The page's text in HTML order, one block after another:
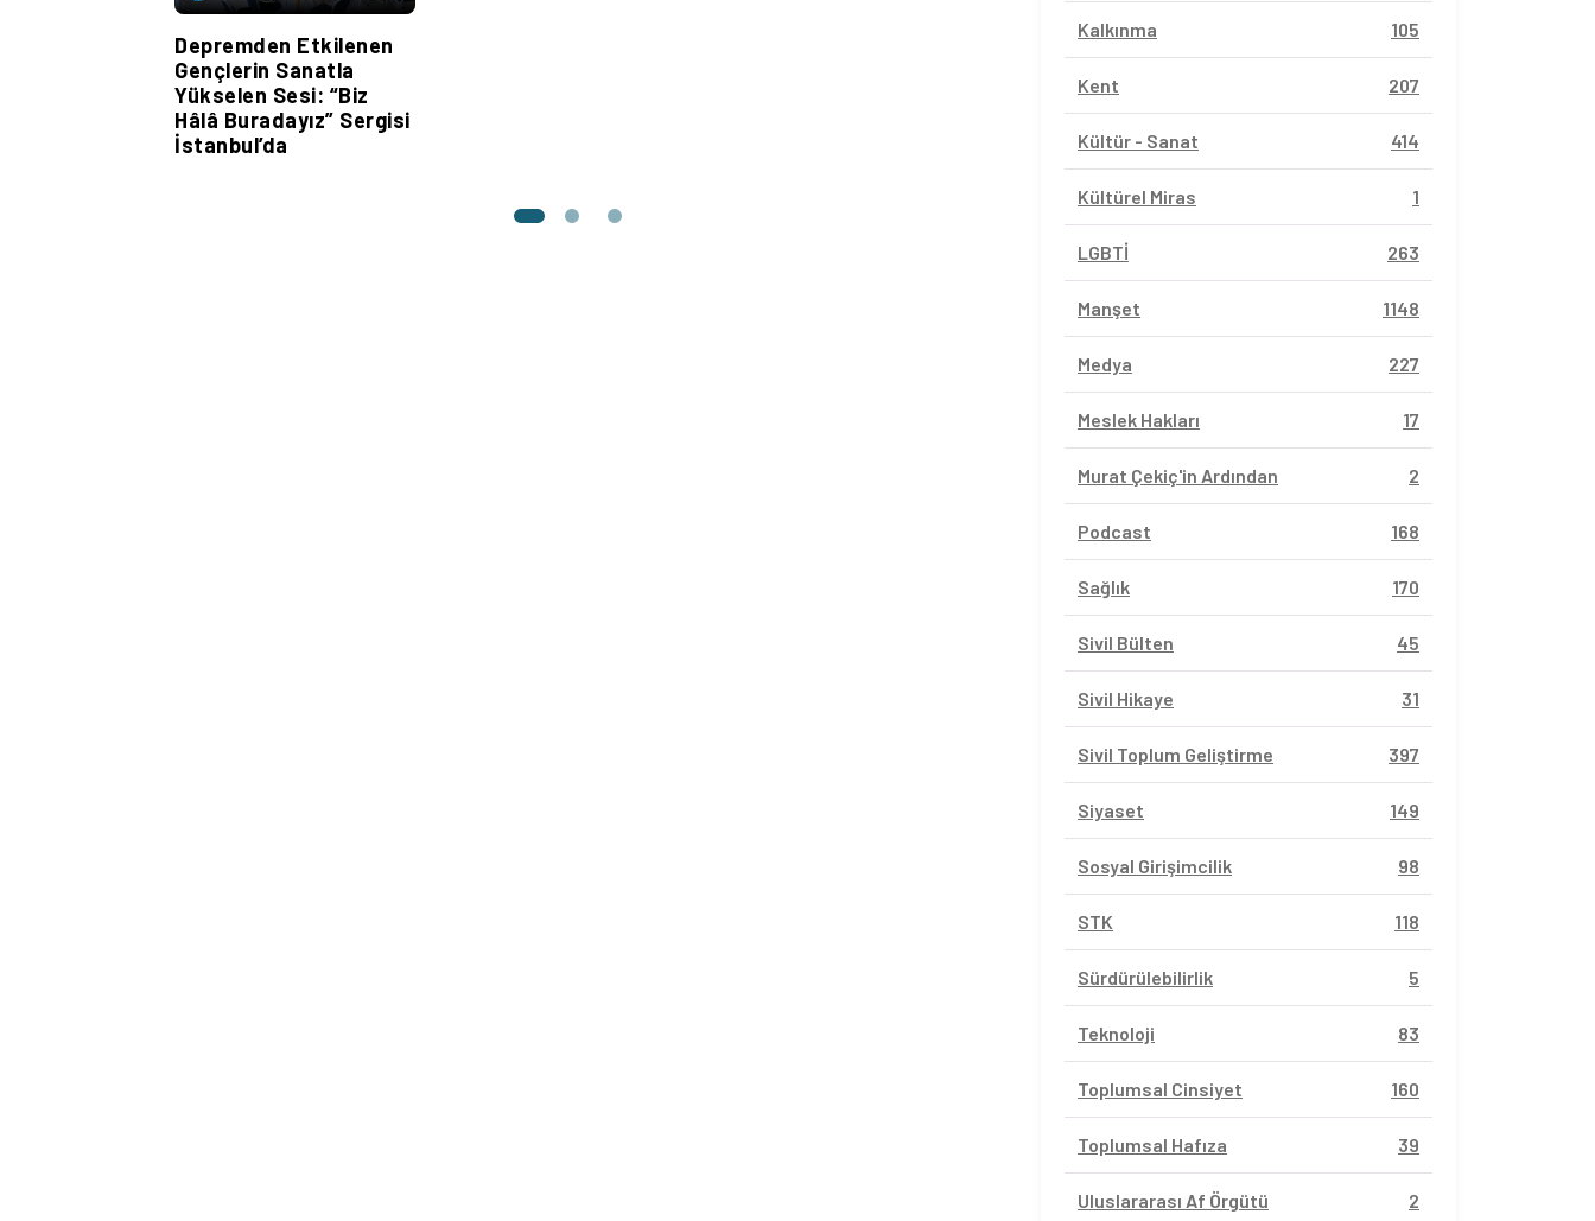
Depremden Etkilenen
Gençlerin Sanatla
Yükselen Sesi: “Biz
Hâlâ Buradayız” Sergisi
İstanbul’da
Engelli Kadınların Siber
Araştırma Raporu
Haklar Projesi Eşitlik
Haritası Yayında!
Kalkınma 105
Kent 207
Kültür - Sanat 414
Kültürel Miras 1
LGBTİ 263
Manşet 1148
Medya 227
Meslek Hakları 17
Murat Çekiç'in Ardından 2
Podcast 168
Sağlık 170
Sivil Bülten 45
Sivil Hikaye 31
Sivil Toplum Geliştirme 397
Siyaset 149
Sosyal Girişimcilik 98
STK 118
Sürdürülebilirlik 5
Teknoloji 83
Toplumsal Cinsiyet 160
Toplumsal Hafıza 39
Uluslararası Af Örgütü 2